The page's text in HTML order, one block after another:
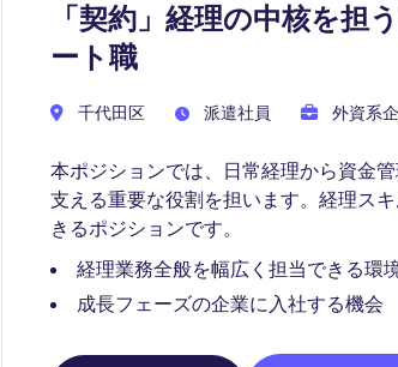
「契約」経理の中核を
ート職
千代田区 派遣社員 外資系
本ポジションでは、日常経理から資金
支える重要な役割を担います。経理ス
きるポジションです。
経理業務全般を幅広く担当できる環
成長フェーズの企業に入社する機会